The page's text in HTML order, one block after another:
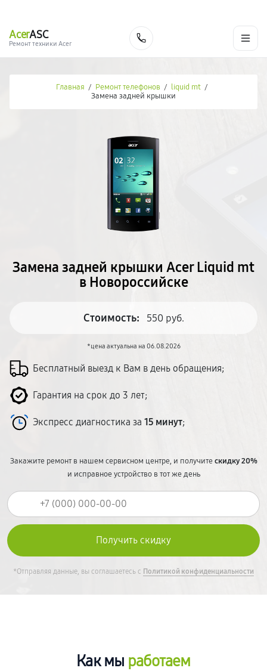
AcerASC
Ремонт техники Acer
Главная / Ремонт телефонов / liquid mt /
Замена задней крышки
Замена задней крышки Acer Liquid mt
в Новороссийске
Стоимость: 550 руб.
*цена актуальна на 06.08.2026
Бесплатный выезд к Вам в день обращения;
Гарантия на срок до 3 лет;
Экспресс диагностика за 15 минут;
Закажите ремонт в нашем сервисном центре, и получитескидку 20%
и исправное устройство в тот же день
*Отправляя данные, вы соглашаетесь с Политикой конфиденциальности
Как мы работаем